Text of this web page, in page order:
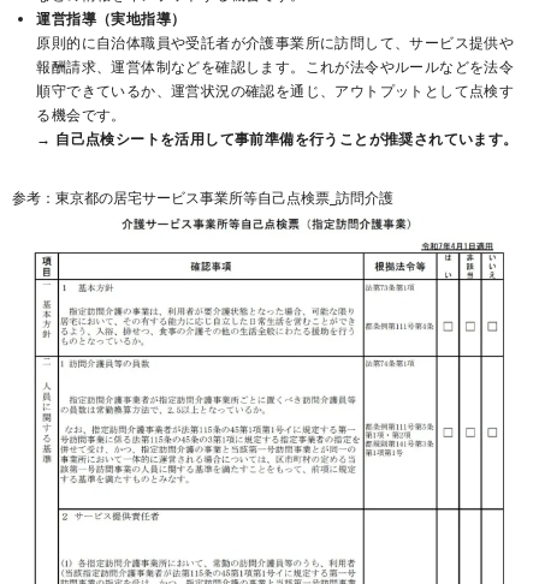
運営指導（実地指導）
原則的に自治体職員や受託者が介護事業所に訪問して、サービス提供や
報酬請求、運営体制などを確認します。これが法令やルールなどを法令
順守できているか、運営状況の確認を通じ、アウトプットとして点検す
る機会です。
→ 自己点検シートを活用して事前準備を行うことが推奨されています。
参考：東京都の居宅サービス事業所等自己点検票_訪問介護